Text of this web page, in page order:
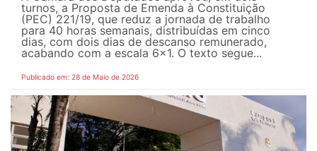
turnos, a Proposta de Emenda à Constituição
(PEC) 221/19, que reduz a jornada de trabalho
para 40 horas semanais, distribuídas em cinco
dias, com dois dias de descanso remunerado,
acabando com a escala 6x1. O texto segue...
Publicado em: 28 de Maio de 2026